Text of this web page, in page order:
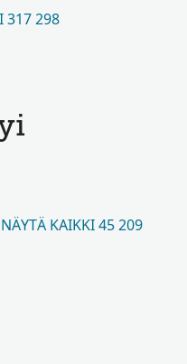
317 298
NÄYTÄ KAIKKI 45 209